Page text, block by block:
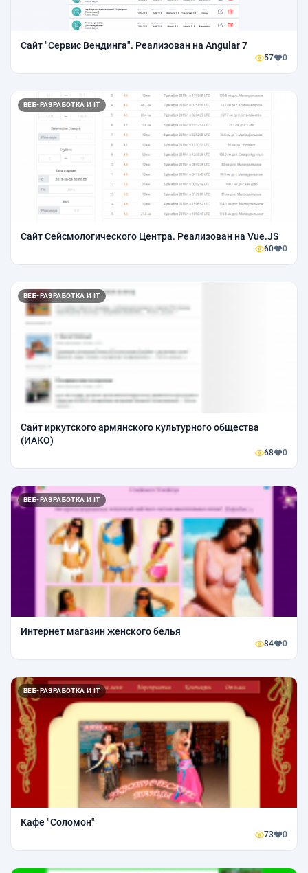
Сайт "Сервис Вендинга". Реализован на Angular 7
57 0
ВЕБ-РАЗРАБОТКА И IT
Сайт Сейсмологического Центра. Реализован на Vue.JS
60 0
ВЕБ-РАЗРАБОТКА И IT
Сайт иркутского армянского культурного общества
(ИАКО)
68 0
ВЕБ-РАЗРАБОТКА И IT
Интернет магазин женского белья
84 0
ВЕБ-РАЗРАБОТКА И IT
Кафе "Соломон"
73 0